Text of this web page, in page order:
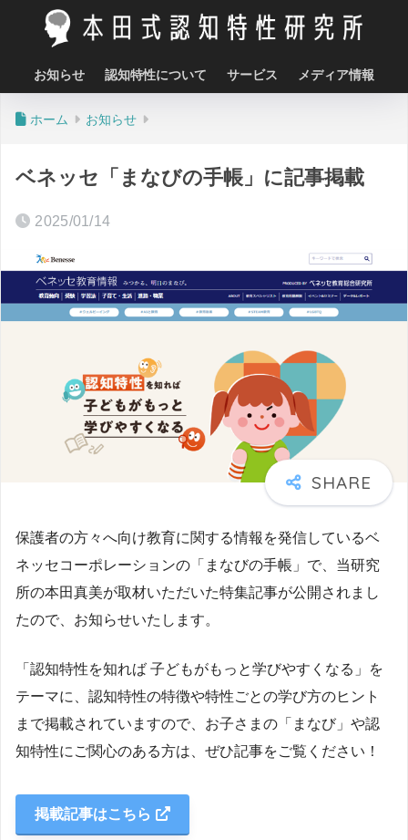
お知らせ 認知特性について サービス メディア情報
ホーム お知らせ
ベネッセ「まなびの手帳」に記事掲載
2025/01/14
保護者の方々へ向け教育に関する情報を発信しているベ
ネッセコーポレーションの「まなびの手帳」で、当研究
所の本田真美が取材いただいた特集記事が公開されまし
たので、お知らせいたします。
「認知特性を知れば 子どもがもっと学びやすくなる」を
テーマに、認知特性の特徴や特性ごとの学び方のヒント
まで掲載されていますので、お子さまの「まなび」や認
知特性にご関心のある方は、ぜひ記事をご覧ください！
掲載記事はこちら